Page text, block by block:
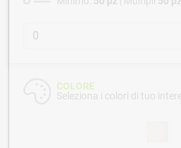
COLORE
Seleziona i colori di tuo